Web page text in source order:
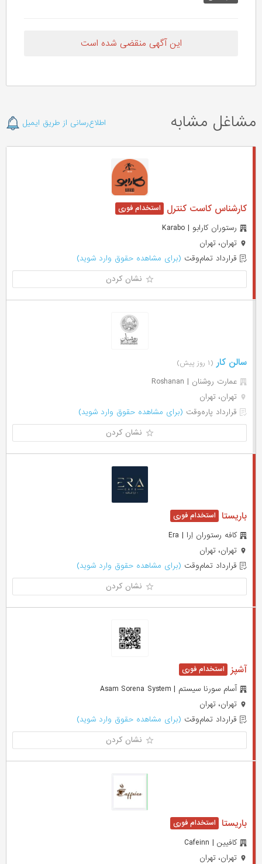
این آگهی منقضی شده است
مشاغل مشابه اطلاع‌رسانی از طریق ایمیل
کارشناس کاست کنترل
رستوران کارابو | Karabo
تهران، تهران
قرارداد تمام‌وقت (برای مشاهده حقوق وارد شوید)
نشان کردن
سالن کار (۱ روز پیش)
عمارت روشنان | Roshanan
تهران، تهران
قرارداد پاره‌وقت (برای مشاهده حقوق وارد شوید)
نشان کردن
باریستا
کافه رستوران اِرا | Era
تهران، تهران
قرارداد تمام‌وقت (برای مشاهده حقوق وارد شوید)
نشان کردن
آشپز
آسام سورنا سیستم | Asam Sorena System
تهران، تهران
قرارداد تمام‌وقت (برای مشاهده حقوق وارد شوید)
نشان کردن
باریستا
کافیین | Cafeinn
تهران، تهران